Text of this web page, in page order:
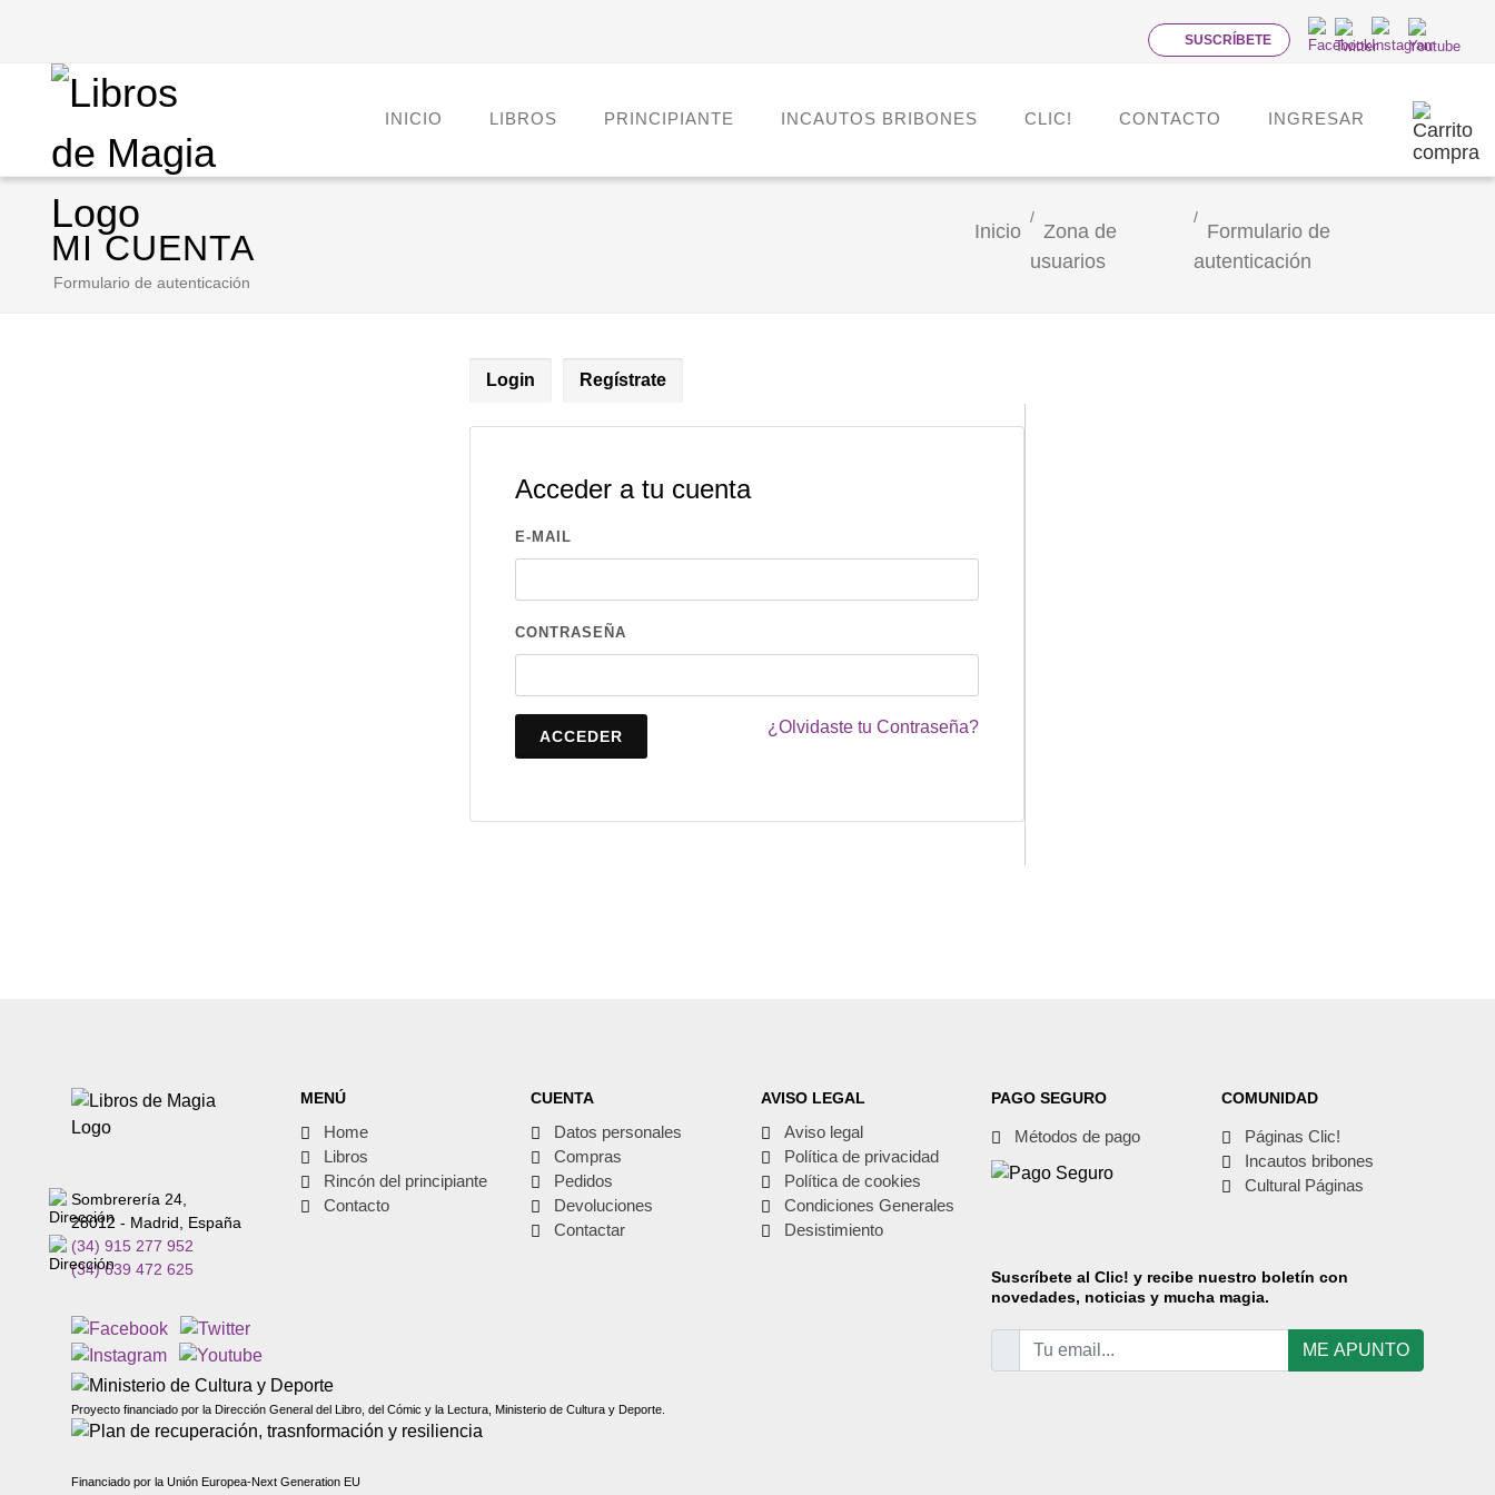
SUSCRÍBETE
INICIO LIBROS PRINCIPIANTE INCAUTOS BRIBONES CLIC! CONTACTO INGRESAR
MI CUENTA
Formulario de autenticación
Inicio
Zona de
usuarios
Formulario de
autenticación
Login Regístrate
Acceder a tu cuenta
E-MAIL
CONTRASEÑA
¿Olvidaste tu Contraseña?
Sombrerería 24,
28012 - Madrid, España
(34) 915 277 952
(34) 639 472 625
MENÚ
Home
Libros
Rincón del principiante
Contacto
CUENTA
Datos personales
Compras
Pedidos
Devoluciones
Contactar
AVISO LEGAL
Aviso legal
Política de privacidad
Política de cookies
Condiciones Generales
Desistimiento
PAGO SEGURO
Métodos de pago
COMUNIDAD
Páginas Clic!
Incautos bribones
Cultural Páginas
Suscríbeteal Clic! y recibe nuestro boletín con
novedades, noticias y mucha magia.
ME APUNTO
Proyecto financiado por la Dirección General del Libro, del Cómic y la Lectura, Ministerio de Cultura y Deporte.
Financiado por la Unión Europea-Next Generation EU